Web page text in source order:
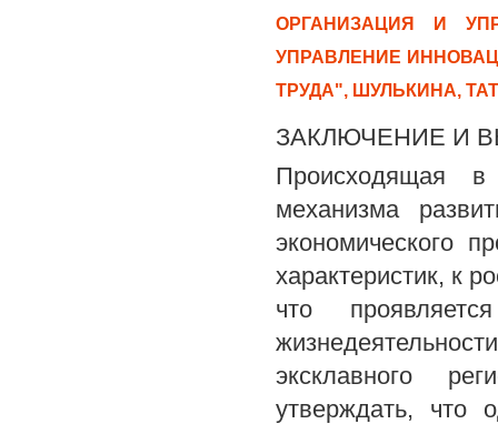
ОРГАНИЗАЦИЯ И
УПРАВЛЕНИЕ
ТРУДА", ШУЛЬКИНА,
ЗАКЛЮЧЕНИЕ И
Происходящая
механизма
экономического
характеристик, к
что
эксклавного
утверждать, что